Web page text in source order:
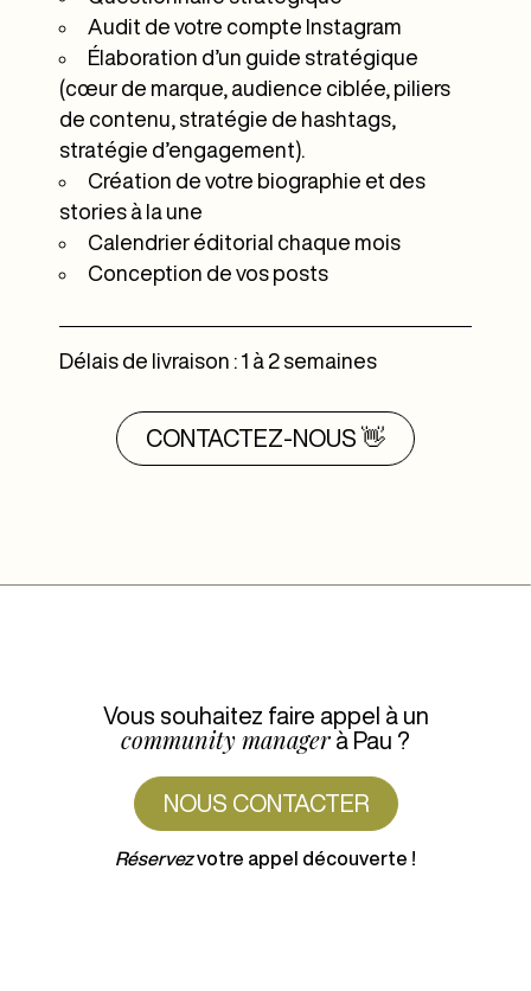
Audit de votre compte Instagram
Élaboration d’un guide stratégique
(cœur de marque, audience ciblée, piliers
de contenu, stratégie de hashtags,
stratégie d’engagement).
Création de votre biographie et des
stories à la une
Calendrier éditorial chaque mois
Conception de vos posts
Délais de livraison : 1 à 2 semaines
CONTACTEZ-NOUS 👋​
Vous souhaitez faire appel à un
community manager à Pau ?
NOUS CONTACTER
Réservezvotre appel découverte !